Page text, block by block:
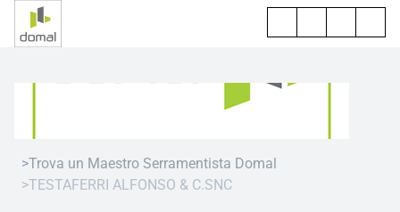
Trova un Maestro Serramentista Domal
TESTAFERRI ALFONSO & C.SNC